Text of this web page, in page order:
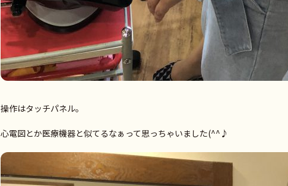
操作はタッチパネル。
心電図とか医療機器と似てるなぁって思っちゃいました(^^♪